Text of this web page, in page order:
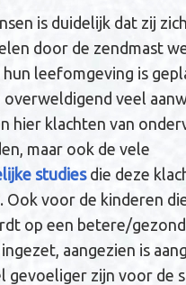
is duidelijk dat zij zich
door de zendmast
leefomgeving is
overweldigend veel
hier klachten van
maar ook de vele
studiesdie deze
Ook voor de kinderen
op een betere/
aangezien is
gevoeliger zijn voor de